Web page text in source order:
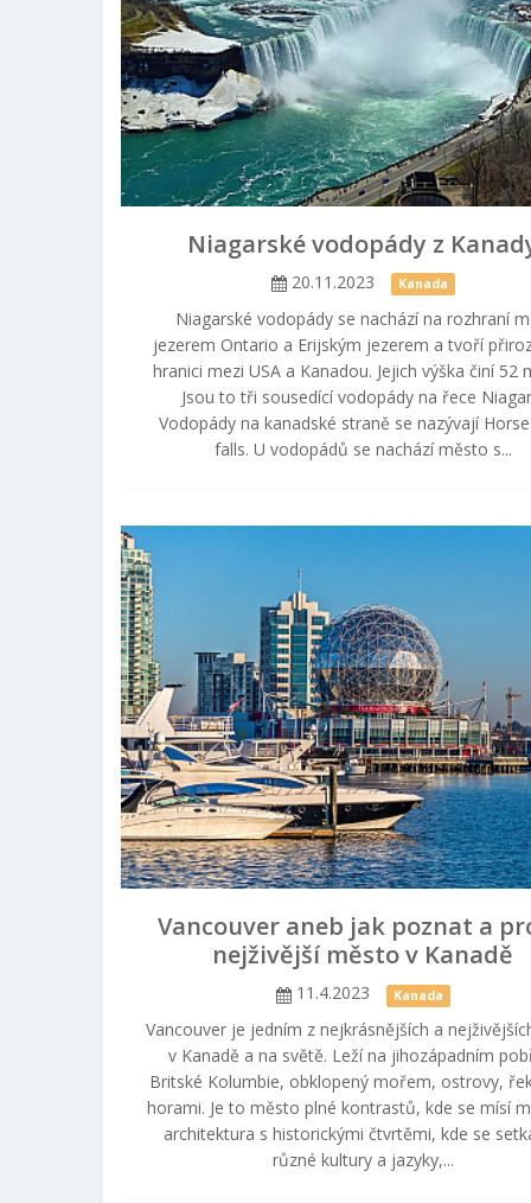
Niagarské vodopády z
20.11.2023 Kanada
Niagarské vodopády se nachází na rozhraní
jezerem Ontario a Erijským jezerem a tvoří
hranici mezi USA a Kanadou. Jejich výška činí 52
Jsou to tři sousedící vodopády na řece
Vodopády na kanadské straně se nazývají
falls. U vodopádů se nachází město s...
Vancouver aneb jak poznat a
nejživější město v Kanadě
11.4.2023 Kanada
Vancouver je jedním z nejkrásnějších a
v Kanadě a na světě. Leží na jihozápadním
Britské Kolumbie, obklopený mořem, ostrovy,
horami. Je to město plné kontrastů, kde se mísí
architektura s historickými čtvrtěmi, kde se
různé kultury a jazyky,...